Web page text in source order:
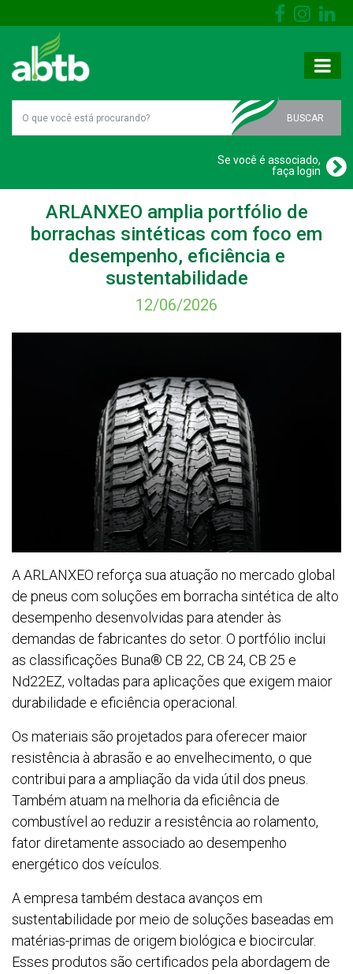
BUSCAR
Se você é associado,
faça login
ARLANXEO amplia portfólio de
borrachas sintéticas com foco em
desempenho, eficiência e
sustentabilidade
12/06/2026
A ARLANXEO reforça sua atuação no mercado global
de pneus com soluções em borracha sintética de alto
desempenho desenvolvidas para atender às
demandas de fabricantes do setor. O portfólio inclui
as classificações Buna® CB 22, CB 24, CB 25 e
Nd22EZ, voltadas para aplicações que exigem maior
durabilidade e eficiência operacional.
Os materiais são projetados para oferecer maior
resistência à abrasão e ao envelhecimento, o que
contribui para a ampliação da vida útil dos pneus.
Também atuam na melhoria da eficiência de
combustível ao reduzir a resistência ao rolamento,
fator diretamente associado ao desempenho
energético dos veículos.
A empresa também destaca avanços em
sustentabilidade por meio de soluções baseadas em
matérias-primas de origem biológica e biocircular.
Esses produtos são certificados pela abordagem de